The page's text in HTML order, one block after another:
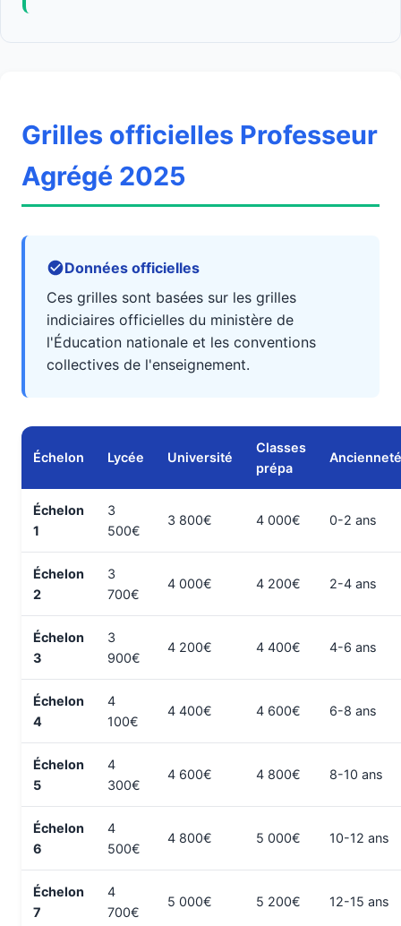
Grilles officielles Professeur
Agrégé 2025
Données officielles
Ces grilles sont basées sur les grilles
indiciaires officielles du ministère de
l'Éducation nationale et les conventions
collectives de l'enseignement.
Échelon Lycée Université
Classes
prépa
Ancienneté
Échelon
1
3
500€
3 800€ 4 000€ 0-2 ans
Échelon
2
3
700€
4 000€ 4 200€ 2-4 ans
Échelon
3
3
900€
4 200€ 4 400€ 4-6 ans
Échelon
4
4
100€
4 400€ 4 600€ 6-8 ans
Échelon
5
4
300€
4 600€ 4 800€ 8-10 ans
Échelon
6
4
500€
4 800€ 5 000€ 10-12 ans
Échelon
7
4
700€
5 000€ 5 200€ 12-15 ans